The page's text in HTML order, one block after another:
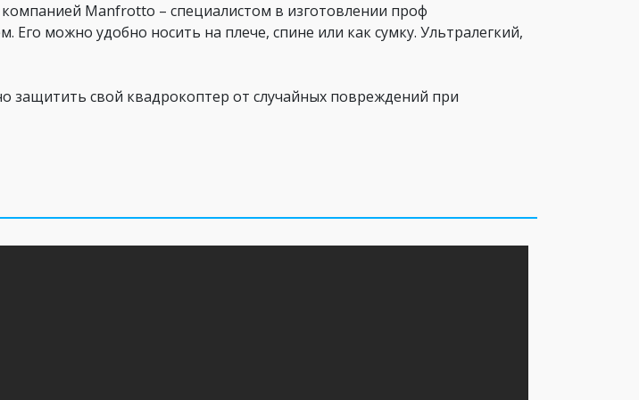
компанией Manfrotto – специалистом в изготовлении проф
Его можно удобно носить на плече, спине или как сумку. Ультралегкий,
защитить свой квадрокоптер от случайных повреждений при